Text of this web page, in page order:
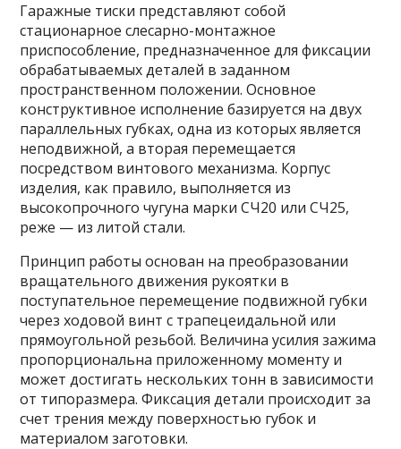
Гаражные тиски представляют собой
стационарное слесарно-монтажное
приспособление, предназначенное для фиксации
обрабатываемых деталей в заданном
пространственном положении. Основное
конструктивное исполнение базируется на двух
параллельных губках, одна из которых является
неподвижной, а вторая перемещается
посредством винтового механизма. Корпус
изделия, как правило, выполняется из
высокопрочного чугуна марки СЧ20 или СЧ25,
реже — из литой стали.
Принцип работы основан на преобразовании
вращательного движения рукоятки в
поступательное перемещение подвижной губки
через ходовой винт с трапецеидальной или
прямоугольной резьбой. Величина усилия зажима
пропорциональна приложенному моменту и
может достигать нескольких тонн в зависимости
от типоразмера. Фиксация детали происходит за
счет трения между поверхностью губок и
материалом заготовки.